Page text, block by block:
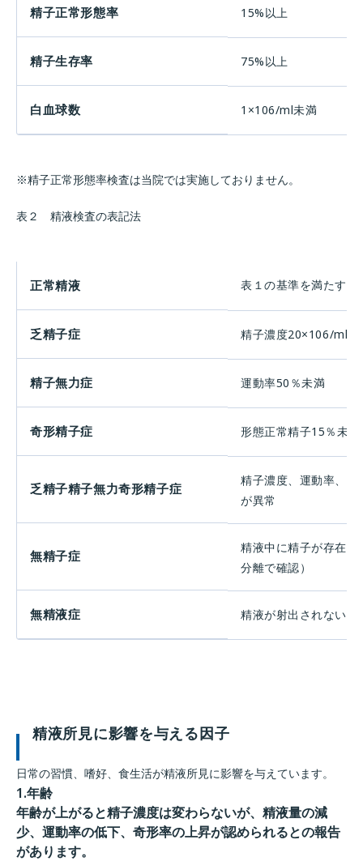
精子正常形態率 15%以上
精子生存率 75%以上
白血球数 1×106/ml未満
※精子正常形態率検査は当院では実施しておりません。
表２ 精液検査の表記法
正常精液 表１の基準を満たすも
乏精子症 精子濃度20×106/ml未
精子無力症 運動率50％未満
奇形精子症 形態正常精子15％未満
乏精子精子無力奇形精子症
精子濃度、運動率、奇
が異常
無精子症
精液中に精子が存在し
分離で確認）
無精液症 精液が射出されない
精液所見に影響を与える因子
日常の習慣、嗜好、食生活が精液所見に影響を与えています。
1.年齢
年齢が上がると精子濃度は変わらないが、精液量の減
少、運動率の低下、奇形率の上昇が認められるとの報告
があります。